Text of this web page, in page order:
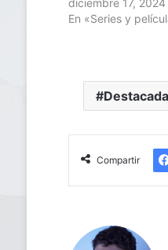
diciembre 17, 2024
En «Series y
Compartir